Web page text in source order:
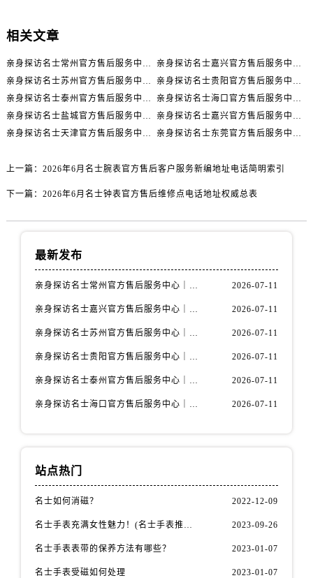
相关文章
亲身探访名士常州官方售后服务中心｜全新官方服务电话与地址（2026年7月最新）
亲身探访名士嘉兴官方售后服务中心｜全新地址和售后电话（2026年7月最新）
亲身探访名士苏州官方售后服务中心｜服务热线与门店详细地址（2026年7月最新）
亲身探访名士贵阳官方售后服务中心｜网点地址与电话（2026年7月最新）
亲身探访名士泰州官方售后服务中心｜最新网点地址及热线（2026年7月最新）
亲身探访名士海口官方售后服务中心｜全部地址与售后电话（2026年7月最新）
亲身探访名士盐城官方售后服务中心｜完整地址与联系电话（2026年7月最新）
亲身探访名士嘉兴官方售后服务中心｜全新维修门店地址及电话（2026年7月最新）
亲身探访名士天津官方售后服务中心｜网点地址及售后热线（2026年7月最新）
亲身探访名士东莞官方售后服务中心｜最新电话和维修地址（2026年7月最新）
上一篇： 2026年6月名士腕表官方售后客户服务新编地址电话简明索引
下一篇： 2026年6月名士钟表官方售后维修点电话地址权威总表
最新发布
亲身探访名士常州官方售后服务中心｜全新官方服务电话与地址（2026年7月最新） 2026-07-11
亲身探访名士嘉兴官方售后服务中心｜全新地址和售后电话（2026年7月最新） 2026-07-11
亲身探访名士苏州官方售后服务中心｜服务热线与门店详细地址（2026年7月最新） 2026-07-11
亲身探访名士贵阳官方售后服务中心｜网点地址与电话（2026年7月最新） 2026-07-11
亲身探访名士泰州官方售后服务中心｜最新网点地址及热线（2026年7月最新） 2026-07-11
亲身探访名士海口官方售后服务中心｜全部地址与售后电话（2026年7月最新） 2026-07-11
站点热门
名士如何消磁？ 2022-12-09
名士手表充满女性魅力！(名士手表推荐！) 2023-09-26
名士手表表带的保养方法有哪些？ 2023-01-07
名士手表受磁如何处理 2023-01-07